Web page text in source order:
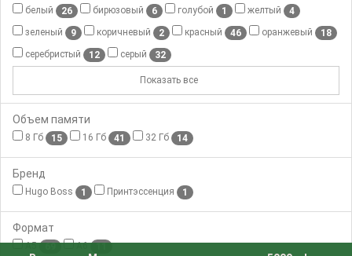
белый 26 бирюзовый 6 голубой 1 желтый
4
зеленый
9 коричневый 2 красный 46 оранжевый
18
серебристый
12 серый 32
Показать все
Объем памяти
8 Гб 15 16 Гб 41 32 Гб 14
Бренд
Hugo Boss 1 Принтэссенция 1
Формат
А5 А6